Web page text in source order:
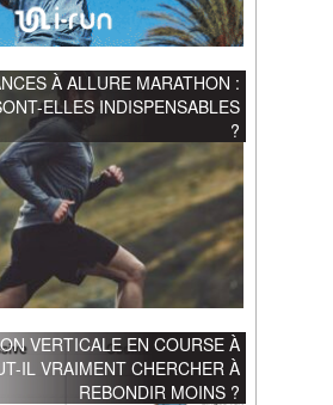
À ALLURE MARATHON :
ELLES INDISPENSABLES
?
VERTICALE EN COURSE À
IL VRAIMENT CHERCHER À
REBONDIR MOINS ?